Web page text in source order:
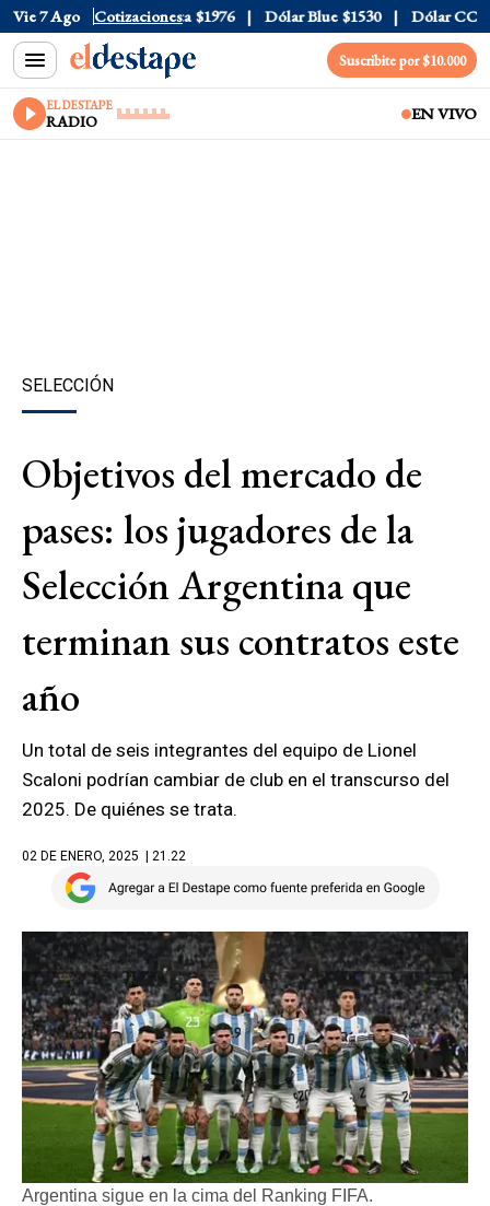
Vie 7 Ago Cotizaciones
$1520 Dólar Tarjeta $1976 Dólar Blue $1530 Dólar CCL
Suscribite por $10.000
EL DESTAPE
RADIO EN VIVO
SELECCIÓN
Objetivos del mercado de
pases: los jugadores de la
Selección Argentina que
terminan sus contratos este
año
Un total de seis integrantes del equipo de Lionel
Scaloni podrían cambiar de club en el transcurso del
2025. De quiénes se trata.
02 DE ENERO, 2025 | 21.22
Argentina sigue en la cima del Ranking FIFA.